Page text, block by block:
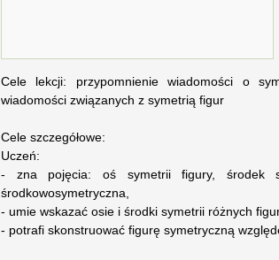
Cele lekcji: przypomnienie wiadomości o
wiadomości związanych z symetrią figur
Cele szczegółowe:
Uczeń:
- zna pojęcia: oś symetrii figury, środek
środkowosymetryczna,
- umie wskazać osie i środki symetrii różnych
- potrafi skonstruować figurę symetryczną